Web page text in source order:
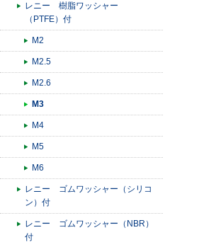
レニー 樹脂ワッシャー
（PTFE）付
M2
M2.5
M2.6
M3
M4
M5
M6
レニー ゴムワッシャー（シリコ
ン）付
レニー ゴムワッシャー（NBR）
付